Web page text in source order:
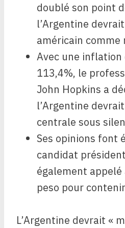
doublé son point
l’Argentine
américain comme
Avec une inflation
113,4%, le
John Hopkins a
l’Argentine
centrale sous
Ses opinions font
candidat
également
peso pour
L’Argentine devrait «